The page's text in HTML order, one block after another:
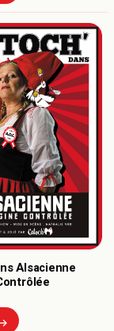
Alsacienne